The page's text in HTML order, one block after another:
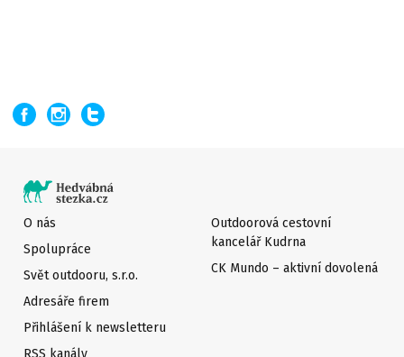
O nás
Spolupráce
Svět outdooru, s.r.o.
Adresáře firem
Přihlášení k newsletteru
Outdoorová cestovní
kancelář Kudrna
CK Mundo – aktivní dovolená